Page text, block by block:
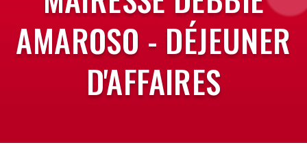
AMAROSO - DÉJEUNER
D'AFFAIRES